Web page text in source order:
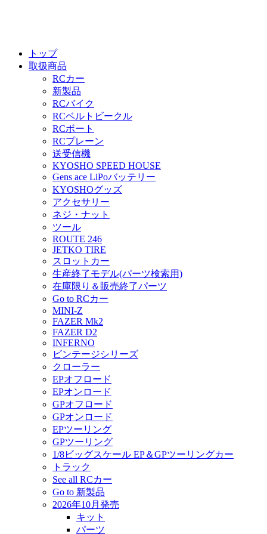
トップ
取扱商品
RCカー
新製品
RCバイク
RCベルトビークル
RCボート
RCプレーン
送受信機
KYOSHO SPEED HOUSE
Gens ace LiPoバッテリー
KYOSHOグッズ
アクセサリー
ネジ・ナット
ツール
ROUTE 246
JETKO TIRE
スロットカー
生産終了モデル(パーツ検索用)
在庫限り＆販売終了パーツ
Go to RCカー
MINI-Z
FAZER Mk2
FAZER D2
INFERNO
ビンテージシリーズ
クローラー
EPオフロード
EPオンロード
GPオフロード
GPオンロード
EPツーリング
GPツーリング
1/8ビッグスケール EP＆GPツーリングカー
トラック
See all RCカー
Go to 新製品
2026年10月発売
キット
パーツ